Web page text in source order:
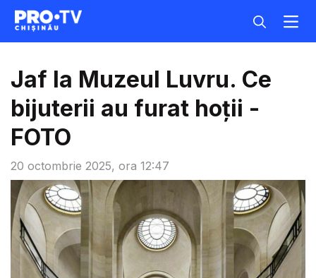
20 octombrie 2025, ora 12:47
Jaf la Muzeul Luvru. Ce
bijuterii au furat hoții -
FOTO